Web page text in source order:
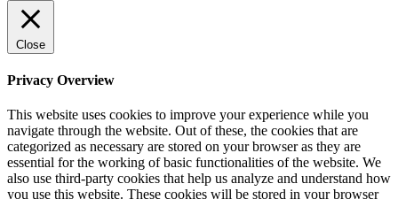
Close
Privacy Overview
This website uses cookies to improve your experience while you
navigate through the website. Out of these, the cookies that are
categorized as necessary are stored on your browser as they are
essential for the working of basic functionalities of the website. We
also use third-party cookies that help us analyze and understand how
you use this website. These cookies will be stored in your browser